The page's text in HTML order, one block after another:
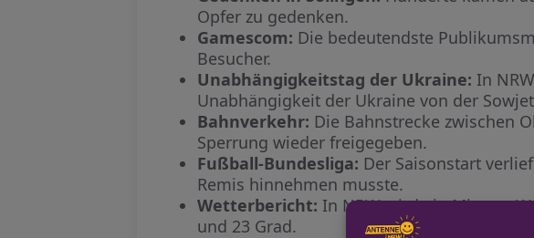
Opfer zu gedenken.
Gamescom: Die bedeutendste
Besucher.
Unabhängigkeitstag der Ukraine: In
Unabhängigkeit der Ukraine von der
Bahnverkehr: Die Bahnstrecke zwischen
Sperrung wieder freigegeben.
Fußball-Bundesliga: Der Saisonstart
Remis hinnehmen musste.
Wetterbericht: In NRW wird ein Mix aus
und 23 Grad.